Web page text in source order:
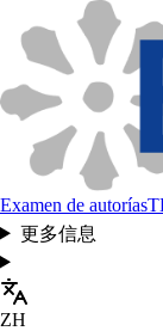
Examen de autorías
更多信息
ZH